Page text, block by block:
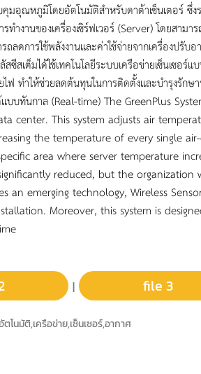
มอุณหภูมิโดยอัตโนมัติสำหรับดาต้าเซ็นเตอร์ ซึ่
ำงานของเครื่องเซิร์ฟเวอร์ (Server) โดยสาม
ลดการใช้พลังงานและค่าใช้จ่ายจากเครื่องปรั
ต็มได้ใช้เทคโนโลยีระบบเครือข่ายเซ็นเซอร์แ
ไฟ ทำให้ช่วยลดต้นทุนในการติดตั้งและบำรุงรัก
แบบทันกาล (Real-time) The GreenPlus
center. This system adjusts air
the temperature of every single
area where server temperature
reduced, but the organization
an emerging technology, Wireless
Moreover, this system is
| file 3
นมัติ,เครือข่าย,เซ็นเซอร์,อากาศ